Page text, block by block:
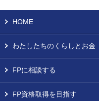
HOME
わたしたちのくらしとお金
FPに相談する
FP資格取得を目指す